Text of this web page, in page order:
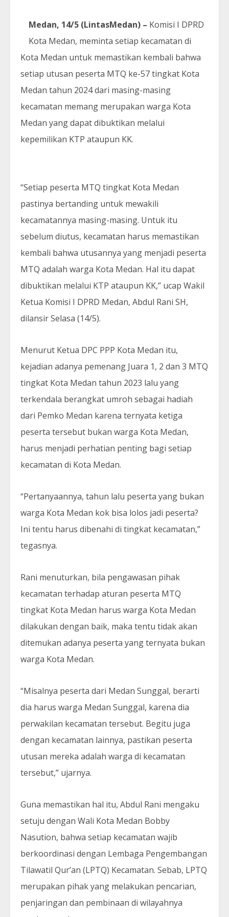
Medan, 14/5 (LintasMedan) – Komisi I DPRD
Kota Medan, meminta setiap kecamatan di
Kota Medan untuk memastikan kembali bahwa
setiap utusan peserta MTQ ke-57 tingkat Kota
Medan tahun 2024 dari masing-masing
kecamatan memang merupakan warga Kota
Medan yang dapat dibuktikan melalui
kepemilikan KTP ataupun KK.
“Setiap peserta MTQ tingkat Kota Medan
pastinya bertanding untuk mewakili
kecamatannya masing-masing. Untuk itu
sebelum diutus, kecamatan harus memastikan
kembali bahwa utusannya yang menjadi peserta
MTQ adalah warga Kota Medan. Hal itu dapat
dibuktikan melalui KTP ataupun KK,” ucap Wakil
Ketua Komisi I DPRD Medan, Abdul Rani SH,
dilansir Selasa (14/5).
Menurut Ketua DPC PPP Kota Medan itu,
kejadian adanya pemenang Juara 1, 2 dan 3 MTQ
tingkat Kota Medan tahun 2023 lalu yang
terkendala berangkat umroh sebagai hadiah
dari Pemko Medan karena ternyata ketiga
peserta tersebut bukan warga Kota Medan,
harus menjadi perhatian penting bagi setiap
kecamatan di Kota Medan.
“Pertanyaannya, tahun lalu peserta yang bukan
warga Kota Medan kok bisa lolos jadi peserta?
Ini tentu harus dibenahi di tingkat kecamatan,”
tegasnya.
Rani menuturkan, bila pengawasan pihak
kecamatan terhadap aturan peserta MTQ
tingkat Kota Medan harus warga Kota Medan
dilakukan dengan baik, maka tentu tidak akan
ditemukan adanya peserta yang ternyata bukan
warga Kota Medan.
“Misalnya peserta dari Medan Sunggal, berarti
dia harus warga Medan Sunggal, karena dia
perwakilan kecamatan tersebut. Begitu juga
dengan kecamatan lainnya, pastikan peserta
utusan mereka adalah warga di kecamatan
tersebut,” ujarnya.
Guna memastikan hal itu, Abdul Rani mengaku
setuju dengan Wali Kota Medan Bobby
Nasution, bahwa setiap kecamatan wajib
berkoordinasi dengan Lembaga Pengembangan
Tilawatil Qur’an (LPTQ) Kecamatan. Sebab, LPTQ
merupakan pihak yang melakukan pencarian,
penjaringan dan pembinaan di wilayahnya